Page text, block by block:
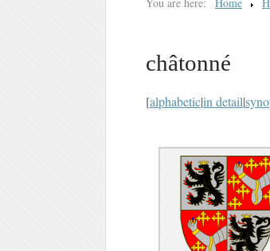
You are here: Home
châtonné
[alphabetic|in detail|